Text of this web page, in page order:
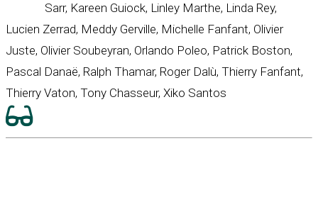
Sarr, Kareen Guiock, Linley Marthe, Linda Rey,
Lucien Zerrad, Meddy Gerville, Michelle Fanfant, Olivier
Juste, Olivier Soubeyran, Orlando Poleo, Patrick Boston,
Pascal Danaë, Ralph Thamar, Roger Dalù, Thierry Fanfant,
Thierry Vaton, Tony Chasseur, Xiko Santos